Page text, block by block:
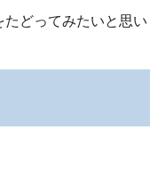
どってみたいと思